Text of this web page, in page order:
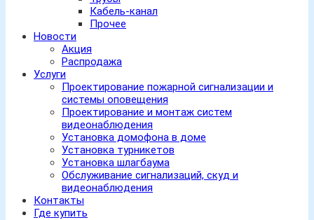
Кабель-канал
Прочее
Новости
Акция
Распродажа
Услуги
Проектирование пожарной сигнализации и
системы оповещения
Проектирование и монтаж систем
видеонаблюдения
Установка домофона в доме
Установка турникетов
Установка шлагбаума
Обслуживание сигнализаций, скуд и
видеонаблюдения
Контакты
Где купить